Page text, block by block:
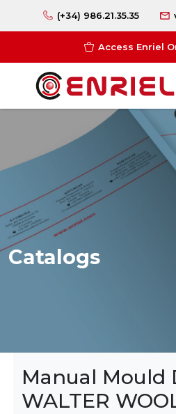
(+34) 986.21.35.35
Access Enriel
Catalogs
Manual Mould
WALTER